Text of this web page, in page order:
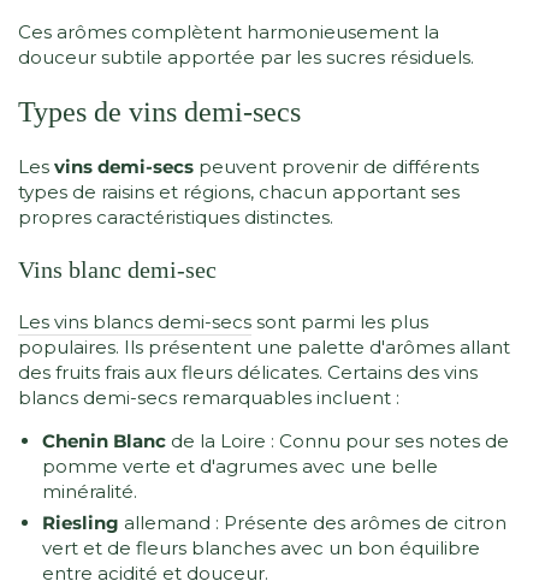
Ces arômes complètent harmonieusement la
douceur subtile apportée par les sucres résiduels.
Types de vins demi-secs
Les vins demi-secs peuvent provenir de différents
types de raisins et régions, chacun apportant ses
propres caractéristiques distinctes.
Vins blanc demi-sec
Les vins blancs demi-secs sont parmi les plus
populaires. Ils présentent une palette d'arômes allant
des fruits frais aux fleurs délicates. Certains des vins
blancs demi-secs remarquables incluent :
Chenin Blanc de la Loire : Connu pour ses notes de
pomme verte et d'agrumes avec une belle
minéralité.
Riesling allemand : Présente des arômes de citron
vert et de fleurs blanches avec un bon équilibre
entre acidité et douceur.